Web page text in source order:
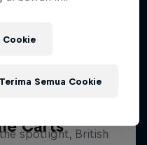
Carts
Cookie
Terima Semua Cookie